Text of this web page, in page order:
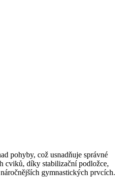
pohyby, což usnadňuje správné
cviků, díky stabilizační podložce,
gymnastických prvcích.